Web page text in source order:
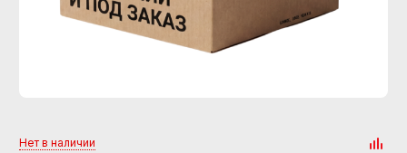
Нет в наличии